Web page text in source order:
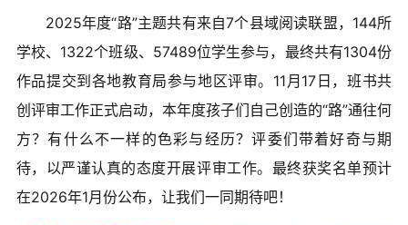
2025年度“路”主题共有来自7个县域阅读联盟，144所
学校、1322个班级、57489位学生参与，最终共有1304份
作品提交到各地教育局参与地区评审。11月17日，班书共
创评审工作正式启动，本年度孩子们自己创造的“路”通往何
方？有什么不一样的色彩与经历？评委们带着好奇与期
待，以严谨认真的态度开展评审工作。最终获奖名单预计
在2026年1月份公布，让我们一同期待吧！